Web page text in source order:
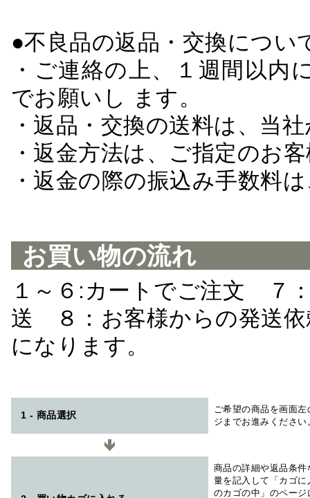
●不良品の返品・交換につい
・ご連絡の上、１週間以
でお願いし ます。
・返品・交換の送料は、当
・返金方法は、ご指定のお
・返金の際の振込み手数料
お買い物の流れ
１～６:カートでご注文 ７
送 ８：お客様からの発送
になります。
1 - 商品選択
ご希望の商品を画面
ジまでお進みください
商品の詳細や返品条
量を記入して「カゴ
のカゴの中」のペー